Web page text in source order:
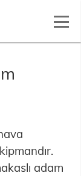
adam